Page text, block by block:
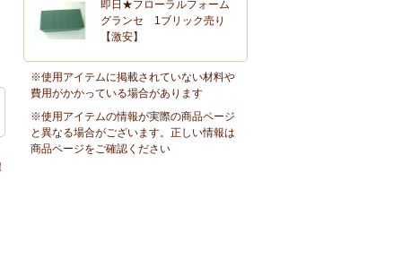
即日★フローラルフォーム
グランセ 1ブリック売り
【激安】
※使用アイテムに掲載されていない材料や
費用がかかっている場合があります
※使用アイテムの情報が実際の商品ページ
と異なる場合がございます。正しい情報は
商品ページをご確認ください